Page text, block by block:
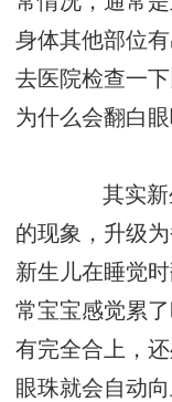
身体其他部位
去医院检查一
为什么会翻白眼
其实新生
的现象，升级
新生儿在睡觉
常宝宝感觉累
有完全合上，
眼珠就会自动